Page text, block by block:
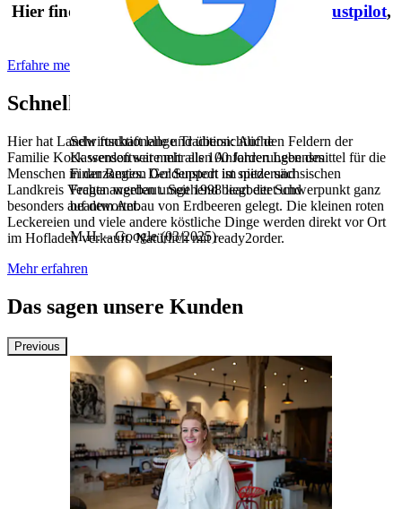
Sehr funktionelle und übersichtliche
Kassensoftware mit allen Anforderungen des
Finanzamtes. Der Support ist spitze und
Fragen werden umgehend bearbeitet und
beantwortet.
M.H.– Google (03/2025)
Hier findest Du weitere Bewertungen auf Trustpilot,
GoogleundCapterra
Erfahre mehr über unser Serviceversprechen
Schneller bei Kasse! Auf Hof Kock
Hier hat Landwirtschaft lange Tradition:Auf den Feldern der
Familie Kock werden seit mehr als 100 Jahren Lebensmittel für die
Menschen in der Region Goldenstedt im niedersächsischen
Landkreis Vechta angebaut. Seit 1998 liegt der Schwerpunkt ganz
besonders auf dem Anbau von Erdbeeren gelegt. Die kleinen roten
Leckereien und viele andere köstliche Dinge werden direkt vor Ort
im Hofladen verkauft. Natürlich mit ready2order.
Mehr erfahren
Das sagen unsere Kunden
Previous